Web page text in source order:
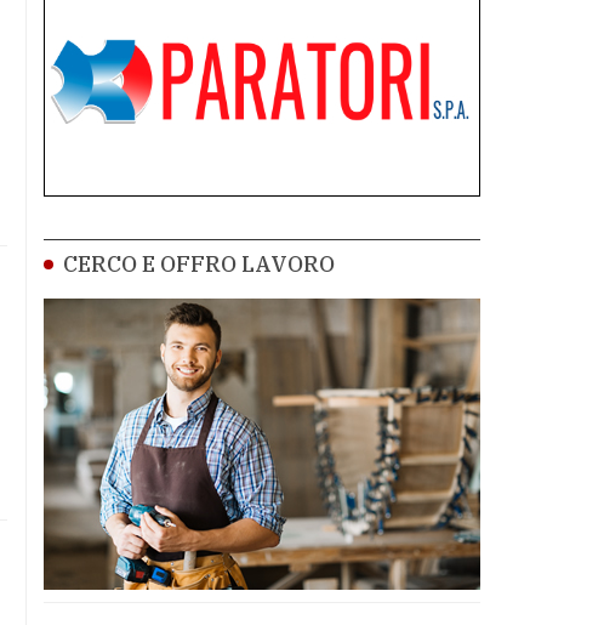
CERCO E OFFRO LAVORO